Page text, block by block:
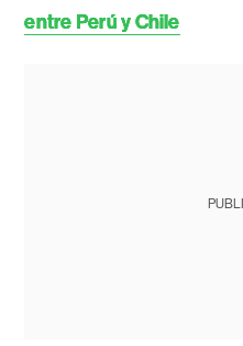
entre Perú y Chile